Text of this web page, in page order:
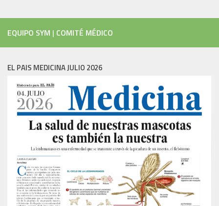
EQUIPO SYM | COMITÉ MÉDICO
EL PAIS MEDICINA JULIO 2026